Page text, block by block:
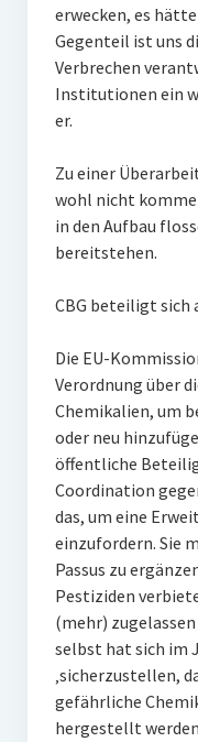
erwecken, es
Gegenteil ist uns
Verbrechen
Institutionen ein
er.
Zu einer
wohl nicht
in den Aufbau
bereitstehen.
CBG beteiligt sich
Die EU-
Verordnung über
Chemikalien, um
oder neu
öffentliche
Coordination
das, um eine
einzufordern. Sie
Passus zu
Pestiziden
(mehr)
selbst hat sich im
‚sicherzustellen,
gefährliche
hergestellt